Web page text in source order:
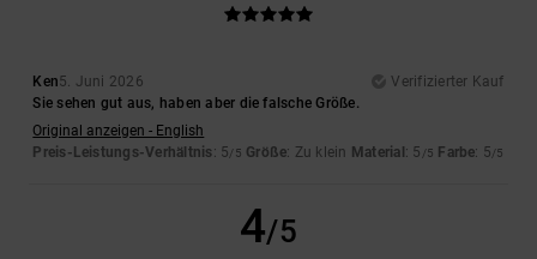
Ken5. Juni 2026
Verifizierter Kauf
Sie sehen gut aus, haben aber die falsche Größe.
Original anzeigen - English
Preis-Leistungs-Verhältnis: 5/5 Größe: Zu klein Material : 5 /5 Farbe: 5/5
4/5